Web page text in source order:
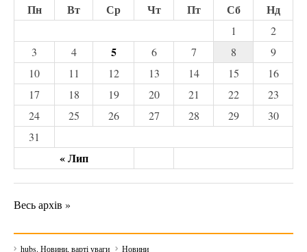
Пн
Вт Ср Чт Пт Сб Нд
« Лип
1
2
3
4 5 6 7 8
9
10
11 12 13 14 15
16
17
18 19 20 21 22
23
24
25 26 27 28 29
30
31
Весь архів »
hubs. Новини, варті уваги Новини